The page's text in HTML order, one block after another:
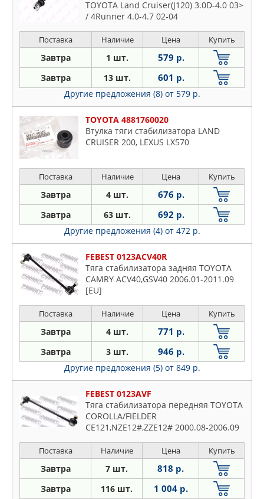
TOYOTA Land Cruiser(J120) 3.0D-4.0 03>
/ 4Runner 4.0-4.7 02-04
Поставка Наличие Цена Купить
Завтра 1 шт. 579 р.
Завтра 13 шт. 601 р.
Другие предложения (8) от 579 р.
TOYOTA 4881760020
Втулка тяги стабилизатора LAND
CRUISER 200, LEXUS LX570
Поставка Наличие Цена Купить
Завтра 4 шт. 676 р.
Завтра 63 шт. 692 р.
Другие предложения (4) от 472 р.
FEBEST 0123ACV40R
Тяга стабилизатора задняя TOYOTA
CAMRY ACV40,GSV40 2006.01-2011.09
[EU]
Поставка Наличие Цена Купить
Завтра 4 шт. 771 р.
Завтра 3 шт. 946 р.
Другие предложения (5) от 849 р.
FEBEST 0123AVF
Тяга стабилизатора передняя TOYOTA
COROLLA/FIELDER
CE121,NZE12#,ZZE12# 2000.08-2006.09
Поставка Наличие Цена Купить
Завтра 7 шт. 818 р.
Завтра 116 шт. 1 004 р.